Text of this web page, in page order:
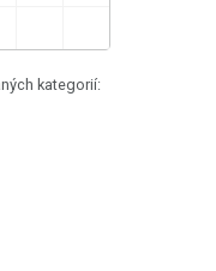
kategorií: